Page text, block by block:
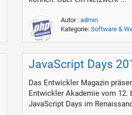
Autor : admin
Kategorie: Software &
JavaScript Days
Das Entwickler Magazin
Entwickler Akademie vom 12.
JavaScript Days im